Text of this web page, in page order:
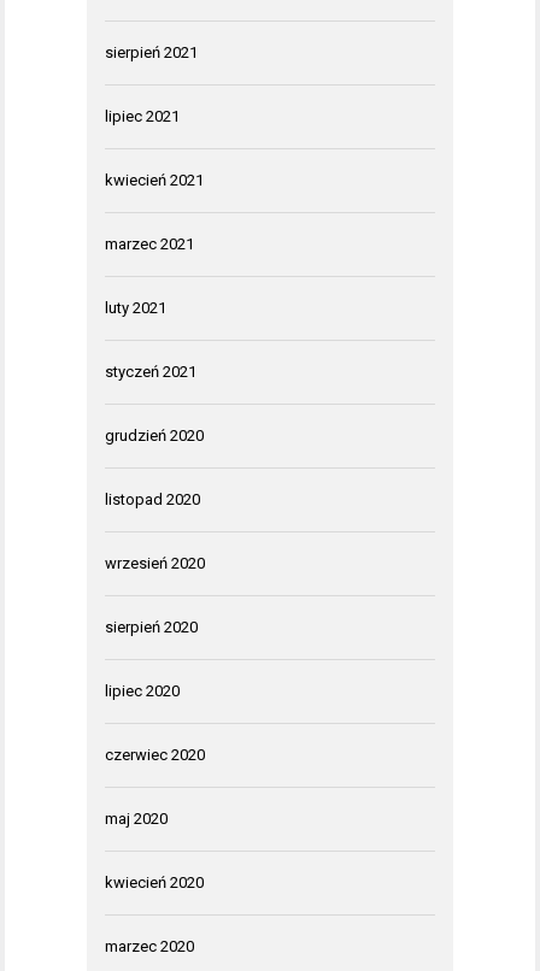
sierpień 2021
lipiec 2021
kwiecień 2021
marzec 2021
luty 2021
styczeń 2021
grudzień 2020
listopad 2020
wrzesień 2020
sierpień 2020
lipiec 2020
czerwiec 2020
maj 2020
kwiecień 2020
marzec 2020